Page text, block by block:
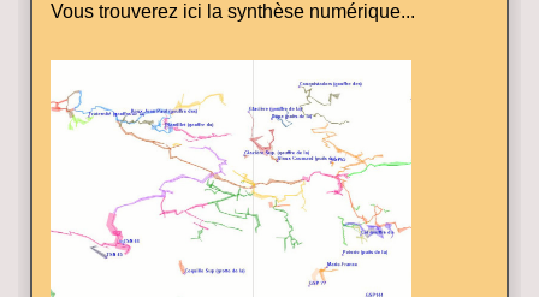
Vous trouverez ici la synthèse numérique...